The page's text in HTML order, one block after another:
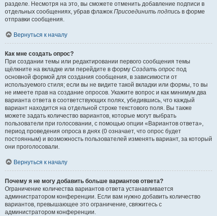
разделе. Несмотря на это, вы сможете отменить добавление подписи в
отдельных сообщениях, убрав флажок Присоединить подпись в форме
отправки сообщения.
Вернуться к началу
Как мне создать опрос?
При создании темы или редактировании первого сообщения темы
щёлкните на вкладке или перейдите в форму Создать опрос под
основной формой для создания сообщения, в зависимости от
используемого стиля; если вы не видите такой вкладки или формы, то вы
не имеете прав на создание опросов. Укажите вопрос и как минимум два
варианта ответа в соответствующих полях, убедившись, что каждый
вариант находится на отдельной строке текстового поля. Вы также
можете задать количество вариантов, которые могут выбрать
пользователи при голосовании, с помощью опции «Вариантов ответа»,
период проведения опроса в днях (0 означает, что опрос будет
постоянным) и возможность пользователей изменять вариант, за который
они проголосовали.
Вернуться к началу
Почему я не могу добавить больше вариантов ответа?
Ограничение количества вариантов ответа устанавливается
администратором конференции. Если вам нужно добавить количество
вариантов, превышающее это ограничение, свяжитесь с
администратором конференции.